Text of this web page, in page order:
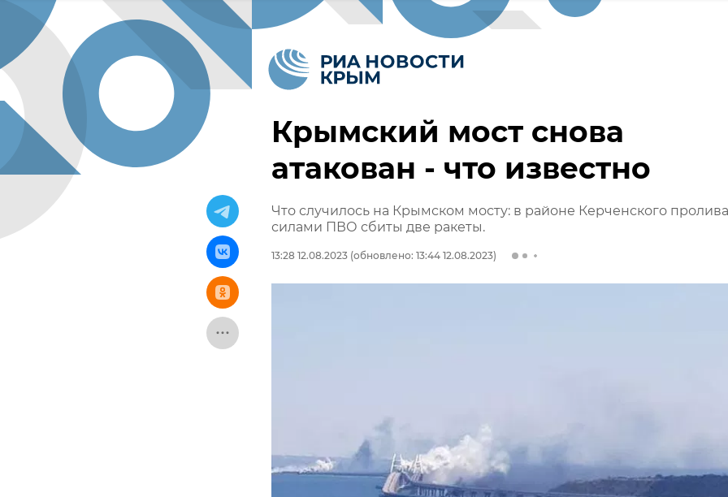
Крымский мост снова
атакован - что известно
Что случилось на Крымском мосту: в районе Керченского пролива
силами ПВО сбиты две ракеты.
13:28 12.08.2023 (обновлено: 13:44 12.08.2023)